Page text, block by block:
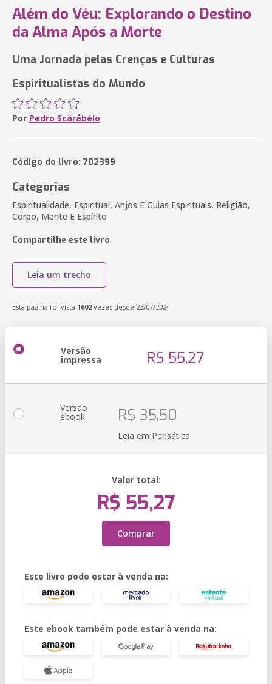
Além do Véu: Explorando o Destino
da Alma Após a Morte
Uma Jornada pelas Crenças e Culturas
Espiritualistas do Mundo
Por Pedro Scäråbélo
Código do livro: 702399
Categorias
Espiritualidade, Espiritual, Anjos E Guias Espirituais, Religião,
Corpo, Mente E Espírito
Compartilhe este livro
Leia um trecho
Esta página foi vista 1602vezes desde 23/07/2024
Versão
impressa R$ 55,27
Versão
ebook R$ 35,50
Leia em Pensática
Valor total:
R$ 55,27
Comprar
Este livro pode estar à venda na:
Este ebook também pode estar à venda na: